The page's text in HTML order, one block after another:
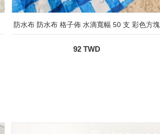
防水布 防水布 格子佈 水滴寬幅 50 支 彩色方塊
92 TWD